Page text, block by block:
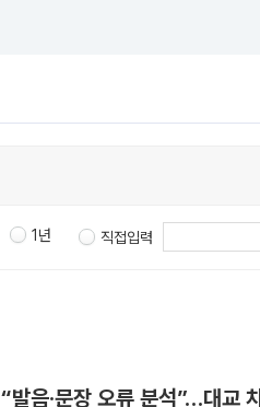
1년 직접입력
“발음·문장 오류 분석”…대교